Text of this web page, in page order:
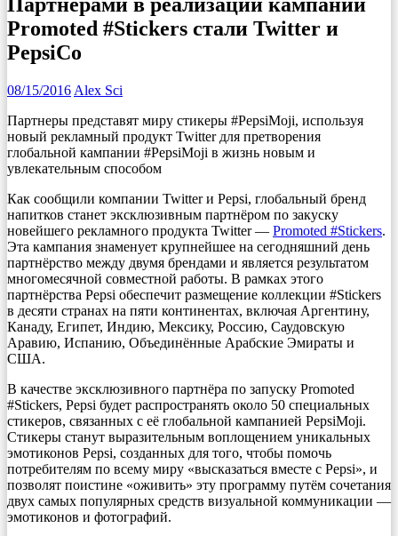
Promoted #Stickers стали Twitter и
PepsiCo
08/15/2016 Alex Sci
Партнеры представят миру стикеры #PepsiMoji, используя
новый рекламный продукт Twitter для претворения
глобальной кампании #PepsiMoji в жизнь новым и
увлекательным способом
Как сообщили компании Twitter и Pepsi, глобальный бренд
напитков станет эксклюзивным партнёром по закуску
новейшего рекламного продукта Twitter — Promoted #Stickers.
Эта кампания знаменует крупнейшее на сегодняшний день
партнёрство между двумя брендами и является результатом
многомесячной совместной работы. В рамках этого
партнёрства Pepsi обеспечит размещение коллекции #Stickers
в десяти странах на пяти континентах, включая Аргентину,
Канаду, Египет, Индию, Мексику, Россию, Саудовскую
Аравию, Испанию, Объединённые Арабские Эмираты и
США.
В качестве эксклюзивного партнёра по запуску Promoted
#Stickers, Pepsi будет распространять около 50 специальных
стикеров, связанных с её глобальной кампанией PepsiMoji.
Стикеры станут выразительным воплощением уникальных
эмотиконов Pepsi, созданных для того, чтобы помочь
потребителям по всему миру «высказаться вместе с Pepsi», и
позволят поистине «оживить» эту программу путём сочетания
двух самых популярных средств визуальной коммуникации —
эмотиконов и фотографий.